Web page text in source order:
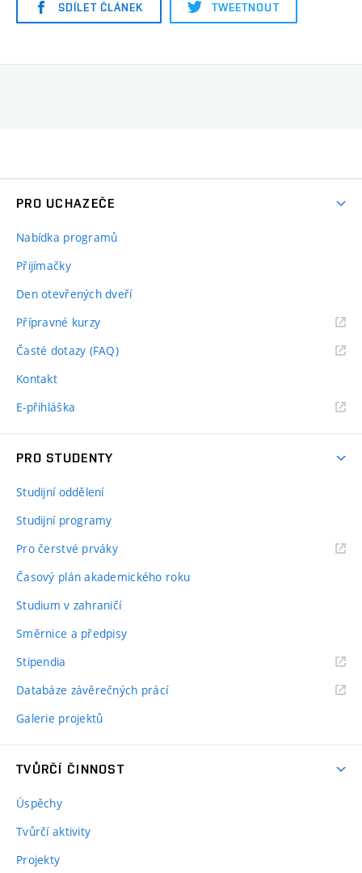
SDÍLET ČLÁNEK TWEETNOUT
PRO UCHAZEČE
Nabídka programů
Přijímačky
Den otevřených dveří
Přípravné kurzy
Časté dotazy (FAQ)
Kontakt
E-přihláška
PRO STUDENTY
Studijní oddělení
Studijní programy
Pro čerstvé prváky
Časový plán akademického roku
Studium v zahraničí
Směrnice a předpisy
Stipendia
Databáze závěrečných prácí
Galerie projektů
TVŮRČÍ ČINNOST
Úspěchy
Tvůrčí aktivity
Projekty